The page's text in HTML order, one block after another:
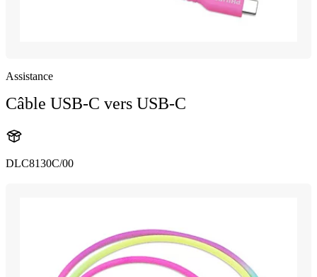
Assistance
Câble USB-C vers USB-C
DLC8130C/00